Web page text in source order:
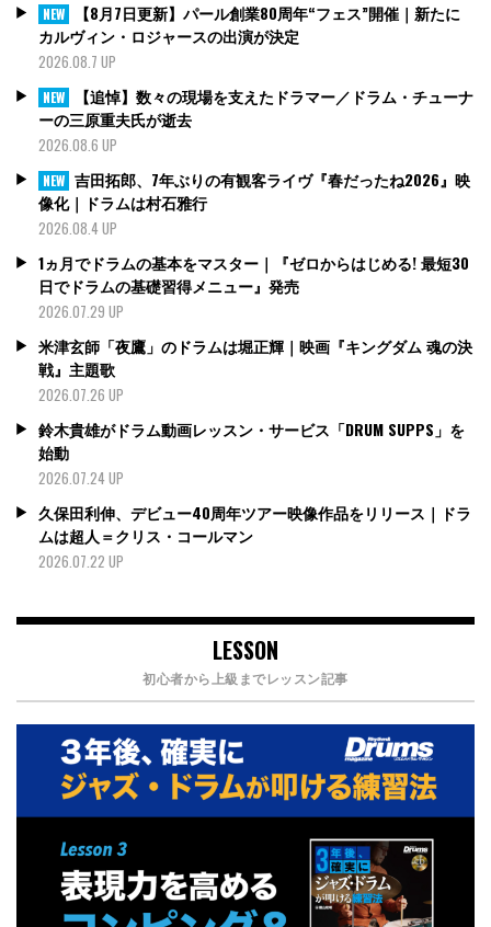
NEW
【8月7日更新】パール創業80周年“フェス”開催｜新たに
カルヴィン・ロジャースの出演が決定
2026.08.7 UP
NEW
【追悼】数々の現場を支えたドラマー／ドラム・チューナ
ーの三原重夫氏が逝去
2026.08.6 UP
NEW 吉田拓郎、7年ぶりの有観客ライヴ『春だったね2026』映
像化｜ドラムは村石雅行
2026.08.4 UP
1ヵ月でドラムの基本をマスター｜『ゼロからはじめる! 最短30
日でドラムの基礎習得メニュー』発売
2026.07.29 UP
米津玄師「夜鷹」のドラムは堀正輝｜映画『キングダム 魂の決
戦』主題歌
2026.07.26 UP
鈴木貴雄がドラム動画レッスン・サービス「DRUM SUPPS」を
始動
2026.07.24 UP
久保田利伸、デビュー40周年ツアー映像作品をリリース｜ドラ
ムは超人＝クリス・コールマン
2026.07.22 UP
LESSON
初心者から上級までレッスン記事